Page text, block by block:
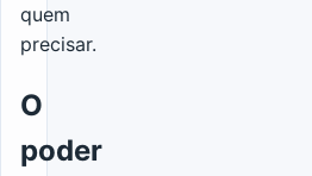
quem
precisar.
O
poder